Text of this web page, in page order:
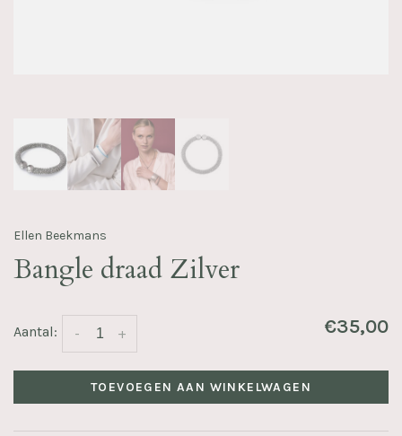
Ellen Beekmans
Bangle draad Zilver
Aantal: +
- €35,00
TOEVOEGEN AAN WINKELWAGEN